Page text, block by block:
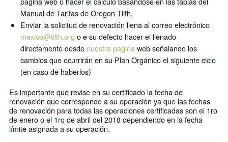
Manual de Tarifas de Oregon Tilth.
Enviar la solicitud de renovación llena al correo electrónico
mexico@tilth.org o e su defecto hacer el llenado
directamente desde nuestra pagina web señalando los
cambios que ocurrirán en su Plan Orgánico el siguiente ciclo
(en caso de haberlos)
Es importante que revise en su certificado la fecha de
renovación que corresponde a su operación ya que las fechas
de renovación para todas las operaciones certificadas son el 1ro
de enero o el 1ro de abril del 2018 dependiendo en la fecha
límite asignada a su operación.